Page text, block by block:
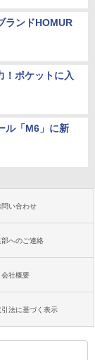
ランドHOMUR
！ポケットに入
ル「M6」に新
問い合わせ
部へのご連絡
会社概要
法に基づく表示